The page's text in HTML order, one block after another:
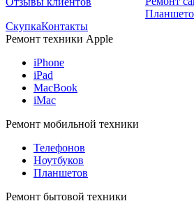
СкупкаКонтакты
Ремонт техники Apple
iPhone
iPad
MacBook
iMac
Ремонт мобильной техники
Телефонов
Ноутбуков
Планшетов
Ремонт бытовой техники